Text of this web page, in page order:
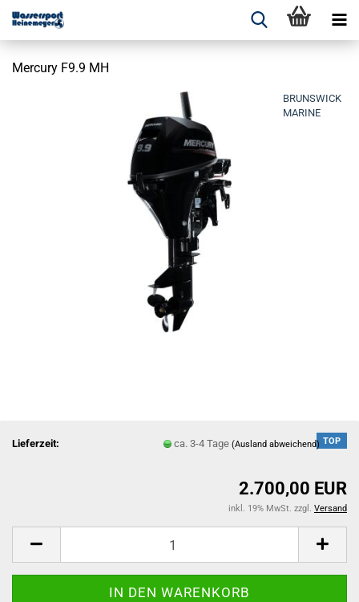
Mercury F9.9 MH
BRUNSWICK
MARINE
TOP
Lieferzeit: ca. 3-4 Tage(Ausland abweichend)
2.700,00 EUR
inkl. 19% MwSt. zzgl. Versand